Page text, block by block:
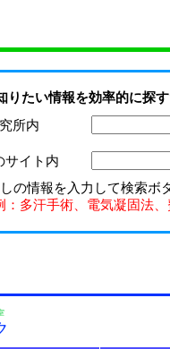
りたい情報を効率的に探
所内
サイト内
の情報を入力して検索ボ
：多汗手術、電気凝固法